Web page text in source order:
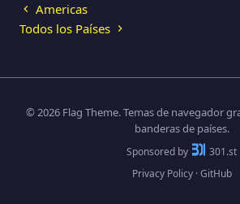
Americas
Todos los Países
© 2026 Flag Theme. Temas de navegador
banderas de países.
Sponsored by
301.st
Privacy Policy·GitHub